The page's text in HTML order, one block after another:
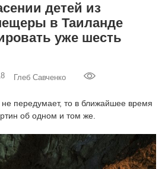
детей из
в Таиланде
уже шесть
Глеб Савченко
передумает, то в ближайшее время
об одном и том же.